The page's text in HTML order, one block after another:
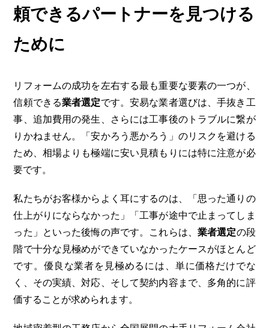
頼できるパートナーを見つける
ために
リフォームの成功を左右する最も重要な要素の一つが、
信頼できる業者選定です。安易な業者選びは、手抜き工
事、追加費用の発生、さらには工事後のトラブルに繋が
りかねません。「安かろう悪かろう」のリスクを避ける
ため、相場よりも極端に安い見積もりには特に注意が必
要です。
私たちがお客様からよく耳にするのは、「思った通りの
仕上がりにならなかった」「工事が途中で止まってしま
った」といった後悔の声です。これらは、 業者選定の段
階で十分な見極めができていなかったケースがほとんど
です。優良な業者を見極めるには、単に価格だけでな
く、その実績、対応、そして契約内容まで、多角的に評
価することが求められます。